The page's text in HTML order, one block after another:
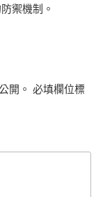
禦機制。
開。 必填欄位標